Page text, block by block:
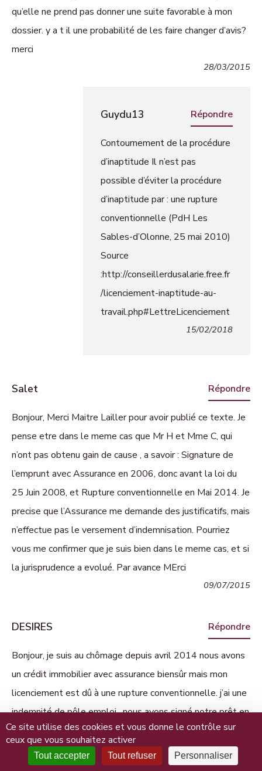
Ce site utilise des cookies et vous donne le contrôle sur
ceux que vous souhaitez activer
Tout accepter Tout refuser Personnaliser
qu’elle ne prend pas donner une suite favorable à mon
dossier. y a t il une probabilité de les faire changer d’avis?
merci
28/03/2015
Guydu13 Répondre
Contournement de la procédure
d’inaptitude Il n’est pas
possible d’éviter la procédure
d’inaptitude par : une rupture
conventionnelle (PdH Les
Sables-d’Olonne, 25 mai 2010)
Source
:http://conseillerdusalarie.free.fr
/licenciement-inaptitude-au-
travail.php#LettreLicenciement
15/02/2018
Salet Répondre
Bonjour, Merci Maitre Lailler pour avoir publié ce texte. Je
pense etre dans le meme cas que Mr H et Mme C, qui
n’ont pas obtenu gain de cause , a savoir : Signature de
l’emprunt avec Assurance en 2006, donc avant la loi du
25 Juin 2008, et Rupture conventionnelle en Mai 2014. Je
precise que l’Assurance me demande des justificatifs, mais
n’effectue pas le versement d’indemnisation. Pourriez
vous me confirmer que je suis bien dans le meme cas, et si
la jurisprudence a evolué. Par avance MErci
09/07/2015
DESIRES Répondre
Bonjour, je suis au chômage depuis avril 2014 nous avons
un crédit immobilier avec assurance biensûr mais mon
licenciement est dû à une rupture conventionnelle. j’ai une
indemnité de pôle emploi . nous avons signé notre prêt en
2008 Pensez-vous que nous pouvons faire jouer
l’assurance chômage ? par avance merci
20/09/2015